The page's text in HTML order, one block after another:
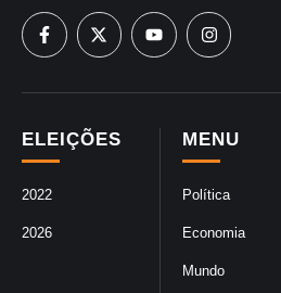
MENU
Política
Economia
Mundo
ELEIÇÕES
2022
2026